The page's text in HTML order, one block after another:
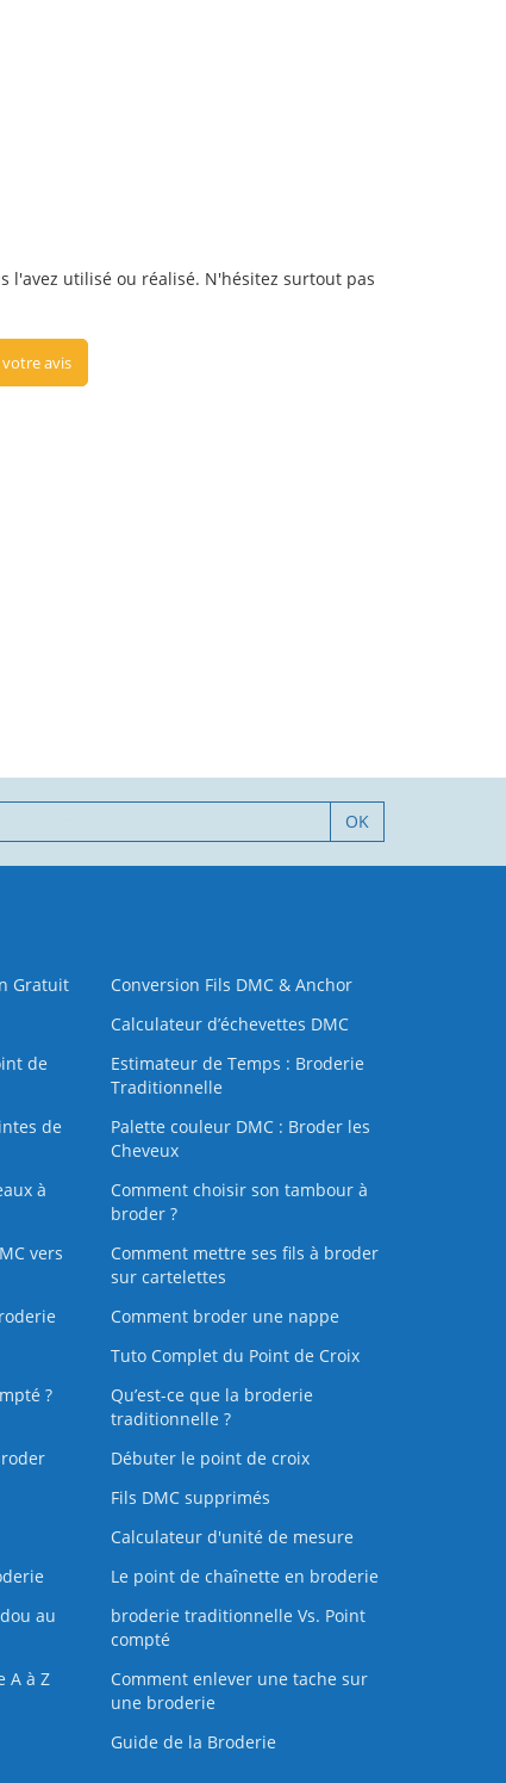
l'avez utilisé ou réalisé. N'hésitez surtout pas
avis
OK
Gratuit
Conversion Fils DMC & Anchor
Calculateur d’échevettes DMC
de
Estimateur de Temps : Broderie
Traditionnelle
de
Palette couleur DMC : Broder les
Cheveux
à
Comment choisir son tambour à
broder ?
vers
Comment mettre ses fils à broder
sur cartelettes
Comment broder une nappe
Tuto Complet du Point de Croix
?
Qu’est-ce que la broderie
traditionnelle ?
Débuter le point de croix
Fils DMC supprimés
Calculateur d'unité de mesure
Le point de chaînette en broderie
au
broderie traditionnelle Vs. Point
compté
A à Z
Comment enlever une tache sur
une broderie
Guide de la Broderie